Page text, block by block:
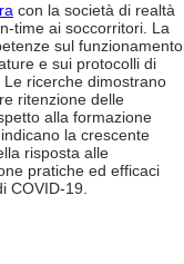
con la società di realtà
time ai soccorritori. La
sul funzionamento
e sui protocolli di
ricerche dimostrano
ritenzione delle
alla formazione
la crescente
risposta alle
pratiche ed efficaci
COVID-19.